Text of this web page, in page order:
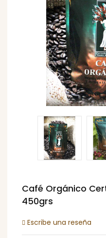
Café Orgánico
450grs
Escribe una reseña